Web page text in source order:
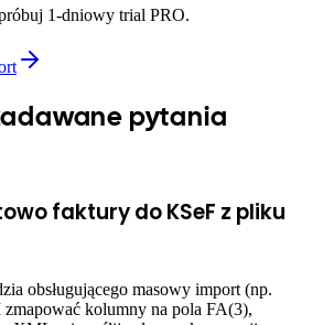
1-dniowy trial PRO.
pytania
faktury do KSeF z pliku
obsługującego masowy import (np.
kolumny na pola FA(3),